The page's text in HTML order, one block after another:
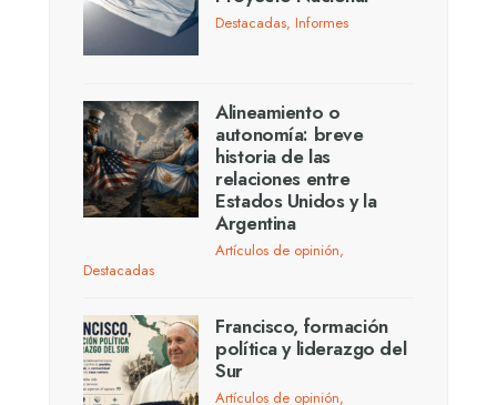
Destacadas, Informes
Alineamiento o
autonomía: breve
historia de las
relaciones entre
Estados Unidos y la
Argentina
Artículos de opinión,
Destacadas
Francisco, formación
política y liderazgo del
Sur
Artículos de opinión,